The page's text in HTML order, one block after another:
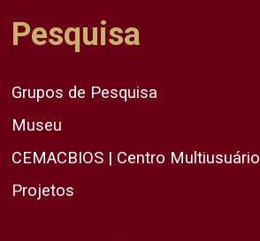
Pesquisa
Grupos de Pesquisa
Museu
CEMACBIOS | Centro Multiusuário
Projetos